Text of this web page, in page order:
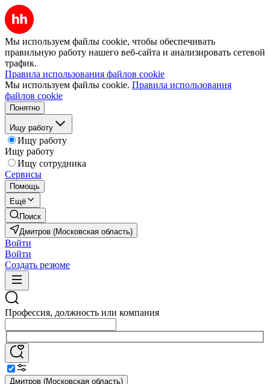
Мы используем файлы cookie, чтобы обеспечивать
правильную работу нашего веб-сайта и анализировать сетевой
трафик.
Правила использования файлов cookie
Мы используем файлы cookie. Правила использования
файлов cookie
Понятно
Ищу работу
Ищу работу
Ищу работу
Ищу сотрудника
Сервисы
Помощь
Ещё
Поиск
Дмитров (Московская область)
Войти
Войти
Создать резюме
Профессия, должность или компания
Дмитров (Московская область)